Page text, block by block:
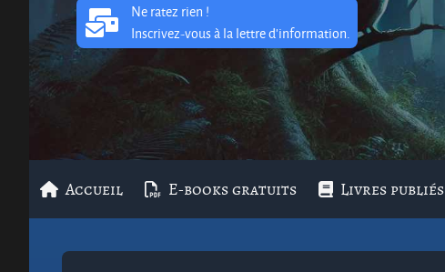
Ne ratez rien !
Inscrivez-vous à la lettre d'information.
Accueil E-books gratuits Livres publiés